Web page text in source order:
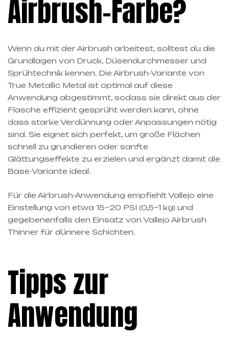
Airbrush-Farbe?
Wenn du mit der Airbrush arbeitest, solltest du die
Grundlagen von Druck, Düsendurchmesser und
Sprühtechnik kennen. Die Airbrush-Variante von
True Metallic Metal ist optimal auf diese
Anwendung abgestimmt, sodass sie direkt aus der
Flasche effizient gesprüht werden kann, ohne
dass starke Verdünnung oder Anpassungen nötig
sind. Sie eignet sich perfekt, um große Flächen
schnell zu grundieren oder sanfte
Glättungseffekte zu erzielen und ergänzt damit die
Base-Variante ideal.
Für die Airbrush-Anwendung empfiehlt Vallejo eine
Einstellung von etwa 15–20 PSI (0,5–1 kg) und
gegebenenfalls den Einsatz von Vallejo Airbrush
Thinner für dünnere Schichten.
Tipps zur
Anwendung